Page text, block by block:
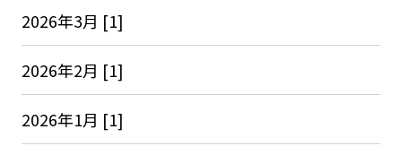
2026年3月 [1]
2026年2月 [1]
2026年1月 [1]